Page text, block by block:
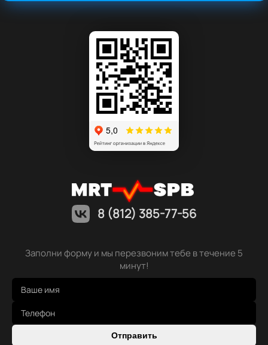
8 (812) 385-77-56
Заполни форму и мы перезвоним тебе в течение 5
минут!
Отправить